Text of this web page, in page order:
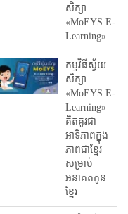
សិក្សា
«MoEYS E-
Learning»
កម្មវិធីស្វ័យ
សិក្សា
«MoEYS E-
Learning»
គិតគូរជា
អាទិភាពក្នុង
ភាពជាខ្មែរ
សម្រាប់
អនាគតកូន
ខ្មែរ